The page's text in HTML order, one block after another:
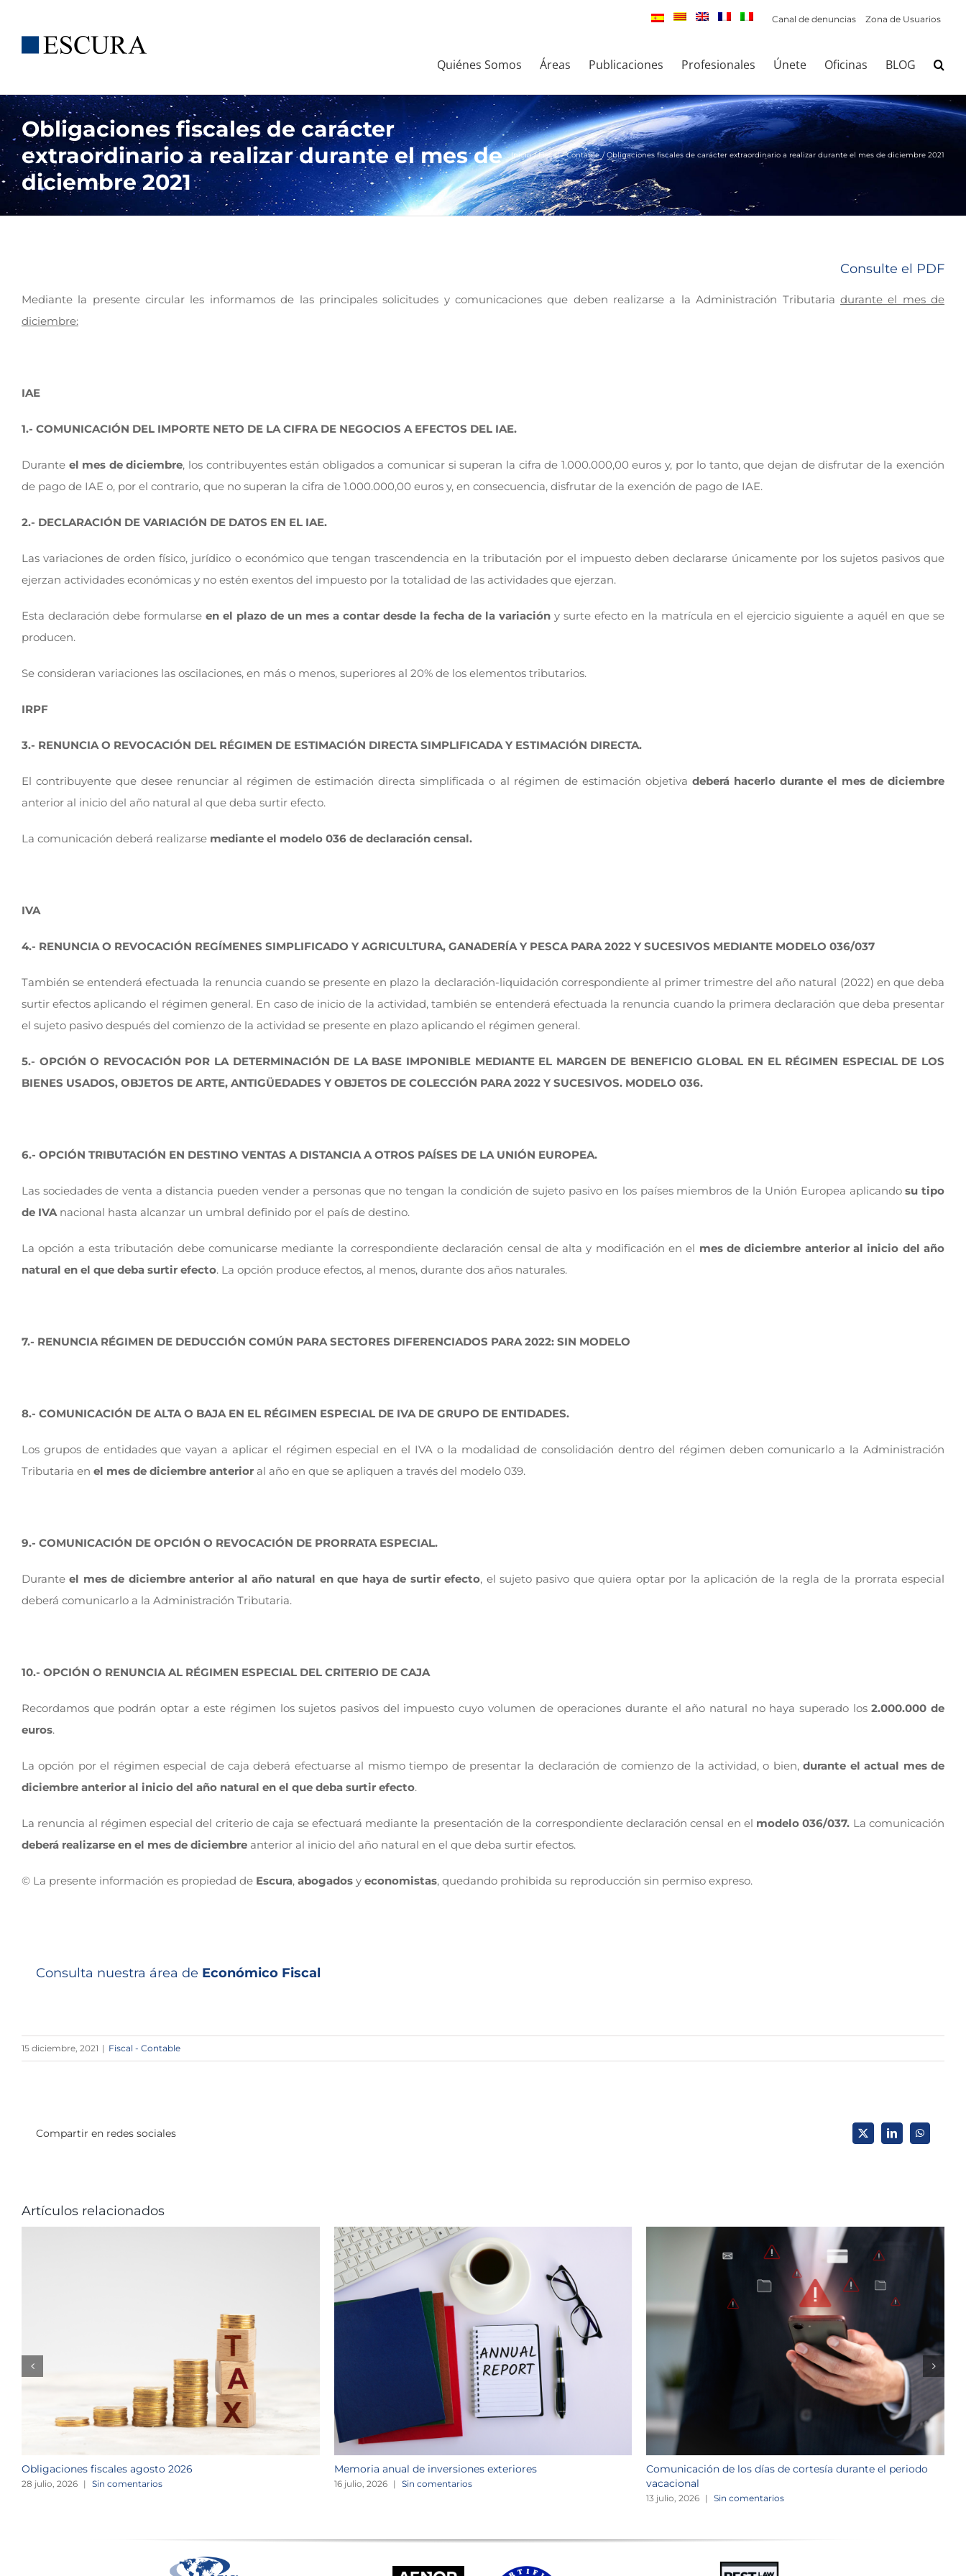
contenido
Canal de denuncias Zona de Usuarios
Quiénes Somos Áreas Publicaciones Profesionales Únete Oficinas BLOG
Obligaciones fiscales de carácter
extraordinario a realizar durante el mes de
diciembre 2021
Inicio Fiscal - Contable Obligaciones fiscales de carácter extraordinario a realizar durante el mes de diciembre 2021
Consulte el PDF
Mediante la presente circular les informamos de las principales solicitudes y comunicaciones que deben realizarse a la Administración Tributaria durante el mes de
diciembre:
IAE
1.- COMUNICACIÓN DEL IMPORTE NETO DE LA CIFRA DE NEGOCIOS A EFECTOS DEL IAE.
Durante el mes de diciembre, los contribuyentes están obligados a comunicar si superan la cifra de 1.000.000,00 euros y, por lo tanto, que dejan de disfrutar de la exención
de pago de IAE o, por el contrario, que no superan la cifra de 1.000.000,00 euros y, en consecuencia, disfrutar de la exención de pago de IAE.
2.- DECLARACIÓN DE VARIACIÓN DE DATOS EN EL IAE.
Las variaciones de orden físico, jurídico o económico que tengan trascendencia en la tributación por el impuesto deben declararse únicamente por los sujetos pasivos que
ejerzan actividades económicas y no estén exentos del impuesto por la totalidad de las actividades que ejerzan.
Esta declaración debe formularse en el plazo de un mes a contar desde la fecha de la variación y surte efecto en la matrícula en el ejercicio siguiente a aquél en que se
producen.
Se consideran variaciones las oscilaciones, en más o menos, superiores al 20% de los elementos tributarios.
IRPF
3.- RENUNCIA O REVOCACIÓN DEL RÉGIMEN DE ESTIMACIÓN DIRECTA SIMPLIFICADA Y ESTIMACIÓN DIRECTA.
El contribuyente que desee renunciar al régimen de estimación directa simplificada o al régimen de estimación objetiva deberá hacerlo durante el mes de diciembre
anterior al inicio del año natural al que deba surtir efecto.
La comunicación deberá realizarse mediante el modelo 036 de declaración censal.
IVA
4.- RENUNCIA O REVOCACIÓN REGÍMENES SIMPLIFICADO Y AGRICULTURA, GANADERÍA Y PESCA PARA 2022 Y SUCESIVOS MEDIANTE MODELO 036/037
También se entenderá efectuada la renuncia cuando se presente en plazo la declaración-liquidación correspondiente al primer trimestre del año natural (2022) en que deba
surtir efectos aplicando el régimen general. En caso de inicio de la actividad, también se entenderá efectuada la renuncia cuando la primera declaración que deba presentar
el sujeto pasivo después del comienzo de la actividad se presente en plazo aplicando el régimen general.
5.- OPCIÓN O REVOCACIÓN POR LA DETERMINACIÓN DE LA BASE IMPONIBLE MEDIANTE EL MARGEN DE BENEFICIO GLOBAL EN EL RÉGIMEN ESPECIAL DE LOS
BIENES USADOS, OBJETOS DE ARTE, ANTIGÜEDADES Y OBJETOS DE COLECCIÓN PARA 2022 Y SUCESIVOS. MODELO 036.
6.- OPCIÓN TRIBUTACIÓN EN DESTINO VENTAS A DISTANCIA A OTROS PAÍSES DE LA UNIÓN EUROPEA.
Las sociedades de venta a distancia pueden vender a personas que no tengan la condición de sujeto pasivo en los países miembros de la Unión Europea aplicandosu tipo
de IVA nacional hasta alcanzar un umbral definido por el país de destino.
La opción a esta tributación debe comunicarse mediante la correspondiente declaración censal de alta y modificación en el mes de diciembre anterior al inicio del año
natural en el que deba surtir efecto. La opción produce efectos, al menos, durante dos años naturales.
7.- RENUNCIA RÉGIMEN DE DEDUCCIÓN COMÚN PARA SECTORES DIFERENCIADOS PARA 2022: SIN MODELO
8.- COMUNICACIÓN DE ALTA O BAJA EN EL RÉGIMEN ESPECIAL DE IVA DE GRUPO DE ENTIDADES.
Los grupos de entidades que vayan a aplicar el régimen especial en el IVA o la modalidad de consolidación dentro del régimen deben comunicarlo a la Administración
Tributaria en el mes de diciembre anterior al año en que se apliquen a través del modelo 039.
9.- COMUNICACIÓN DE OPCIÓN O REVOCACIÓN DE PRORRATA ESPECIAL.
Duranteel mes de diciembre anterior al año natural en que haya de surtir efecto, el sujeto pasivo que quiera optar por la aplicación de la regla de la prorrata especial
deberá comunicarlo a la Administración Tributaria.
10.- OPCIÓN O RENUNCIA AL RÉGIMEN ESPECIAL DEL CRITERIO DE CAJA
Recordamos que podrán optar a este régimen los sujetos pasivos del impuesto cuyo volumen de operaciones durante el año natural no haya superado los2.000.000 de
euros.
La opción por el régimen especial de caja deberá efectuarse al mismo tiempo de presentar la declaración de comienzo de la actividad, o bien,durante el actual mes de
diciembre anterior al inicio del año natural en el que deba surtir efecto.
La renuncia al régimen especial del criterio de caja se efectuará mediante la presentación de la correspondiente declaración censal en el modelo 036/037. La comunicación
deberá realizarse en el mes de diciembre anterior al inicio del año natural en el que deba surtir efectos.
© La presente información es propiedad de Escura, abogados y economistas, quedando prohibida su reproducción sin permiso expreso.
Consulta nuestra área de Económico Fiscal
15 diciembre, 2021 | Fiscal - Contable
Compartir en redes sociales X LinkedInWhatsApp
Artículos relacionados
Obligaciones fiscales agosto 2026
28 julio, 2026 | Sin comentarios
Memoria anual de inversiones exteriores
16 julio, 2026 | Sin comentarios
Comunicación de los días de cortesía durante el periodo
vacacional
13 julio, 2026 | Sin comentarios